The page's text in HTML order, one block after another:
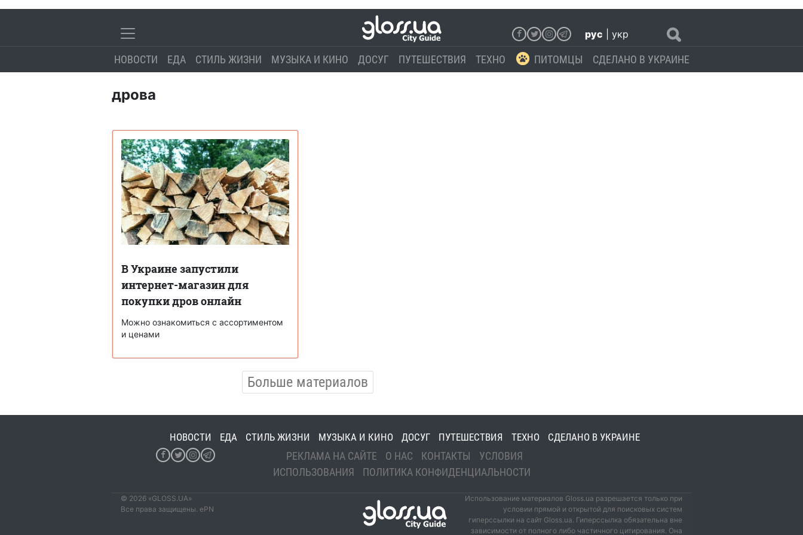
рус укр
НОВОСТИ ЕДА СТИЛЬ ЖИЗНИ МУЗЫКА И КИНО ДОСУГ ПУТЕШЕСТВИЯ ТЕХНО ПИТОМЦЫ СДЕЛАНО В УКРАИНЕ
дрова
В Украине запустили
интернет-магазин для
покупки дров онлайн
Можно ознакомиться с ассортиментом
и ценами
Больше материалов
НОВОСТИ ЕДА СТИЛЬ ЖИЗНИ МУЗЫКА И КИНО ДОСУГ ПУТЕШЕСТВИЯ ТЕХНО СДЕЛАНО В УКРАИНЕ
РЕКЛАМА НА САЙТЕ О НАС КОНТАКТЫ
УСЛОВИЯ
ИСПОЛЬЗОВАНИЯ
ПОЛИТИКА КОНФИДЕНЦИАЛЬНОСТИ
© 2026 «GLOSS.UA»
Все права защищены. ePN
Использование материалов Gloss.ua разрешается только при
условии прямой и открытой для поисковых систем
гиперссылки на сайт Gloss.ua. Гиперссылка обязательна вне
зависимости от полного либо частичного цитирования. Она